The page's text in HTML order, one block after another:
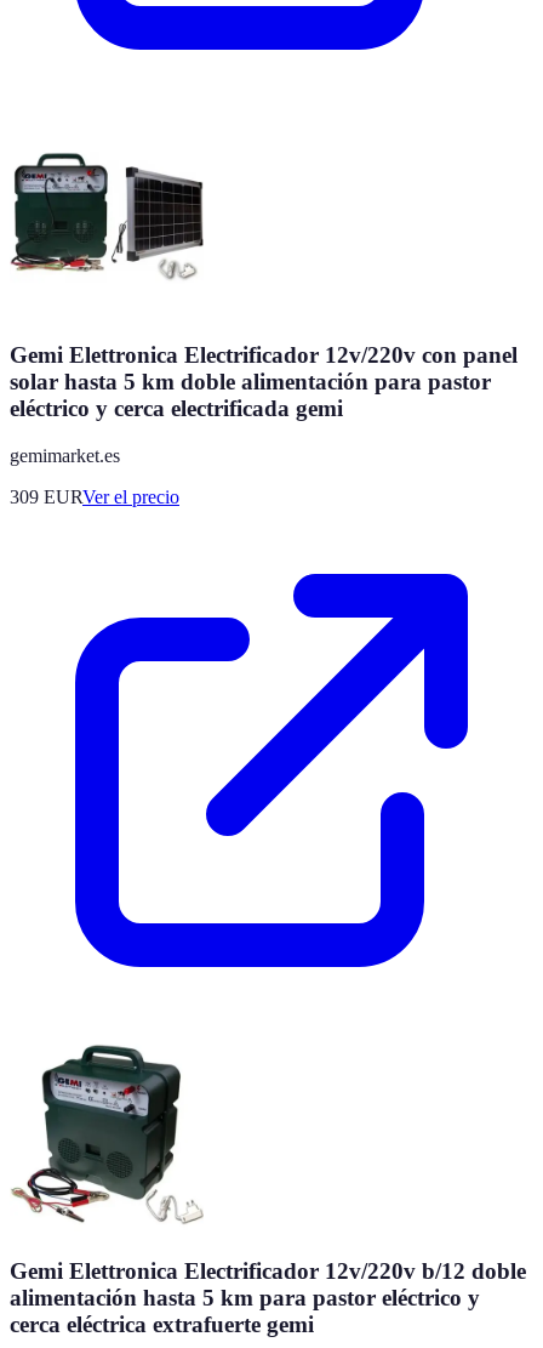
Gemi Elettronica Electrificador 12v/220v con panel
solar hasta 5 km doble alimentación para pastor
eléctrico y cerca electrificada gemi
gemimarket.es
309 EURVer el precio
Gemi Elettronica Electrificador 12v/220v b/12 doble
alimentación hasta 5 km para pastor eléctrico y
cerca eléctrica extrafuerte gemi